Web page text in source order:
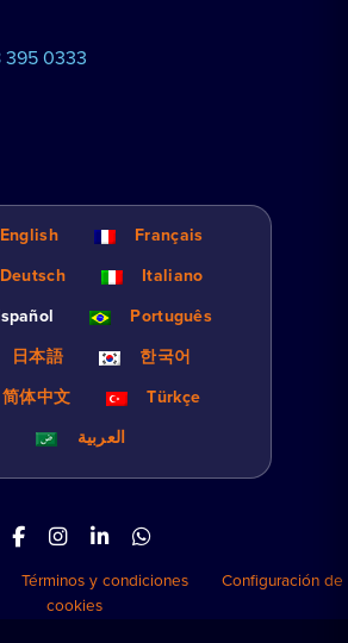
395 0333
English
Français
Deutsch
Italiano
Português
日本語
한국어
简体中文
Türkçe
العربية
Términos y condiciones
Configuración de
cookies